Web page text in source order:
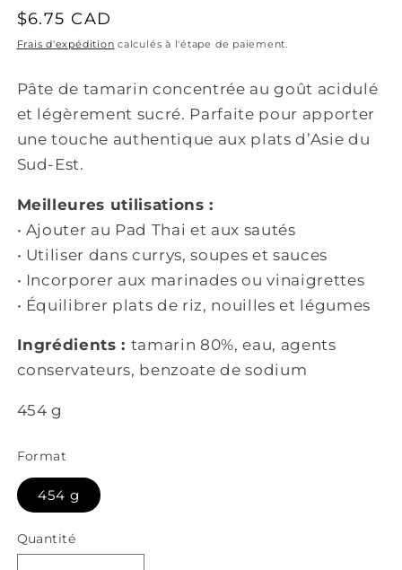
Prix
habituel
$6.75 CAD
Frais d'expédition calculés à l'étape de paiement.
Pâte de tamarin concentrée au goût acidulé
et légèrement sucré. Parfaite pour apporter
une touche authentique aux plats d’Asie du
Sud-Est.
Meilleures utilisations :
• Ajouter au Pad Thai et aux sautés
• Utiliser dans currys, soupes et sauces
• Incorporer aux marinades ou vinaigrettes
• Équilibrer plats de riz, nouilles et légumes
Ingrédients : tamarin 80%, eau, agents
conservateurs, benzoate de sodium
454 g
Format
454 g
Quantité